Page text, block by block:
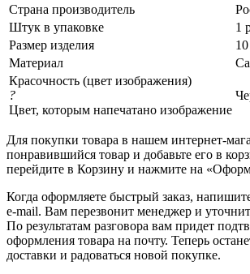
Страна производитель
Штук в упаковке
1
Размер изделия
Материал
Красочность (цвет изображения)
?
Цвет, которым напечатано изображение
Для покупки товара в нашем интернет-
понравившийся товар и добавьте его в
перейдите в Корзину и нажмите на
Когда оформляете быстрый заказ,
e-mail. Вам перезвонит менеджер и уточнит
По результатам разговора вам придет
оформления товара на почту. Теперь
доставки и радоваться новой покупке.